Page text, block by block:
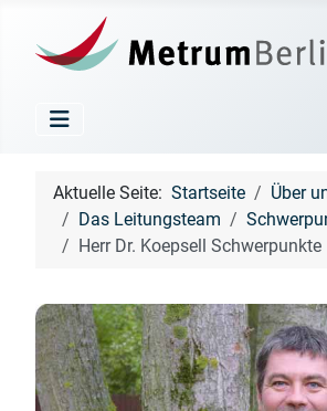
Aktuelle Seite: Startseite
Über
Das Leitungsteam
Herr Dr. Koepsell Schwerpunkte